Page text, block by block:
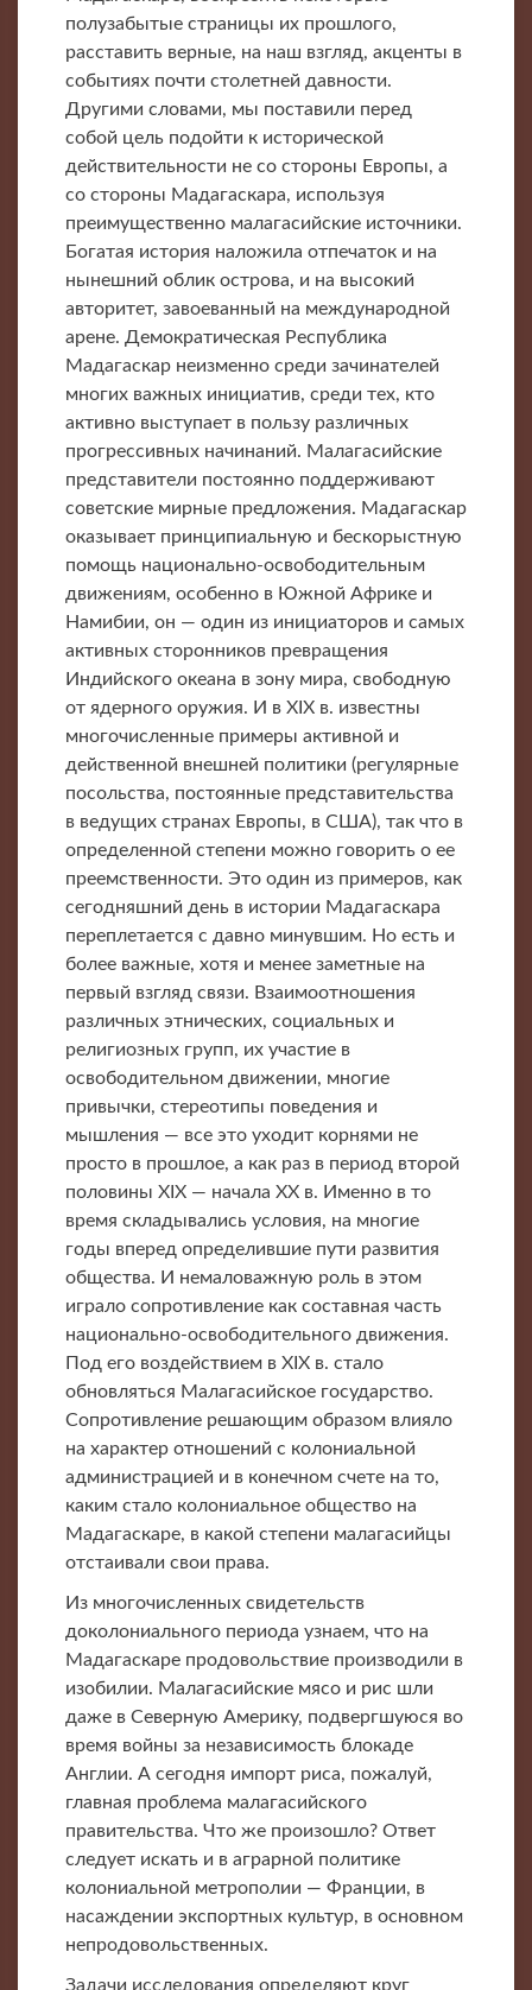
полузабытые страницы их прошлого,
расставить верные, на наш взгляд, акценты в
событиях почти столетней давности.
Другими словами, мы поставили перед
собой цель подойти к исторической
действительности не со стороны Европы, а
со стороны Мадагаскара, используя
преимущественно малагасийские источники.
Богатая история наложила отпечаток и на
нынешний облик острова, и на высокий
авторитет, завоеванный на международной
арене. Демократическая Республика
Мадагаскар неизменно среди зачинателей
многих важных инициатив, среди тех, кто
активно выступает в пользу различных
прогрессивных начинаний. Малагасийские
представители постоянно поддерживают
советские мирные предложения. Мадагаскар
оказывает принципиальную и бескорыстную
помощь национально-освободительным
движениям, особенно в Южной Африке и
Намибии, он — один из инициаторов и самых
активных сторонников превращения
Индийского океана в зону мира, свободную
от ядерного оружия. И в XIX в. известны
многочисленные примеры активной и
действенной внешней политики (регулярные
посольства, постоянные представительства
в ведущих странах Европы, в США), так что в
определенной степени можно говорить о ее
преемственности. Это один из примеров, как
сегодняшний день в истории Мадагаскара
переплетается с давно минувшим. Но есть и
более важные, хотя и менее заметные на
первый взгляд связи. Взаимоотношения
различных этнических, социальных и
религиозных групп, их участие в
освободительном движении, многие
привычки, стереотипы поведения и
мышления — все это уходит корнями не
просто в прошлое, а как раз в период второй
половины XIX — начала XX в. Именно в то
время складывались условия, на многие
годы вперед определившие пути развития
общества. И немаловажную роль в этом
играло сопротивление как составная часть
национально-освободительного движения.
Под его воздействием в XIX в. стало
обновляться Малагасийское государство.
Сопротивление решающим образом влияло
на характер отношений с колониальной
администрацией и в конечном счете на то,
каким стало колониальное общество на
Мадагаскаре, в какой степени малагасийцы
отстаивали свои права.
Из многочисленных свидетельств
доколониального периода узнаем, что на
Мадагаскаре продовольствие производили в
изобилии. Малагасийские мясо и рис шли
даже в Северную Америку, подвергшуюся во
время войны за независимость блокаде
Англии. А сегодня импорт риса, пожалуй,
главная проблема малагасийского
правительства. Что же произошло? Ответ
следует искать и в аграрной политике
колониальной метрополии — Франции, в
насаждении экспортных культур, в основном
непродовольственных.
Задачи исследования определяют круг